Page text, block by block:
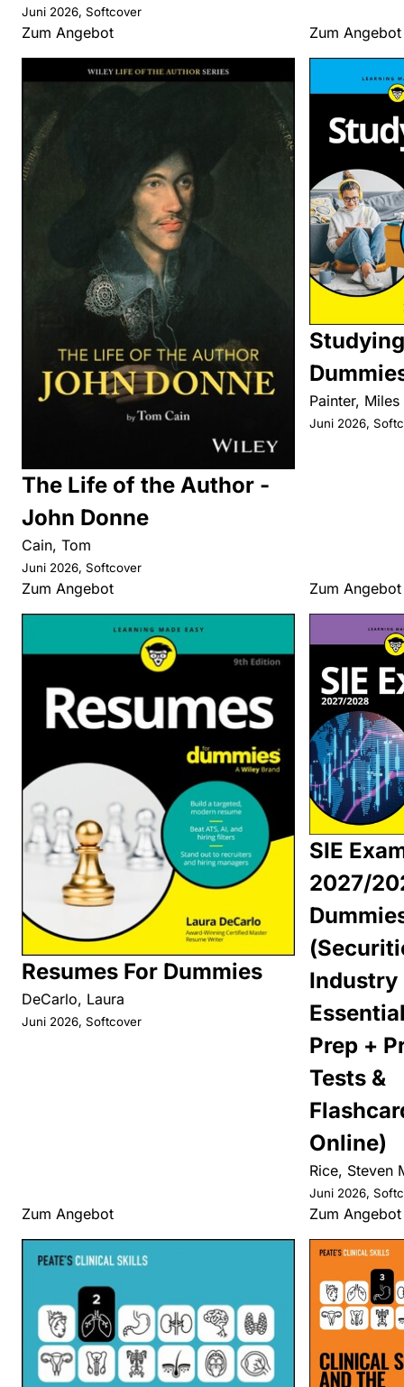
Juni 2026, Softcover
Zum Angebot Zum Angebot
The Life of the Author -
John Donne
Cain, Tom
Juni 2026, Softcover
Zum Angebot
Painter, Miles
Juni 2026,
Zum Angebot
Resumes For Dummies
DeCarlo, Laura
Juni 2026, Softcover
Zum Angebot
SIE
2027/
Industry
Prep +
Tests &
Online)
Rice, Steven
Juni 2026,
Zum Angebot